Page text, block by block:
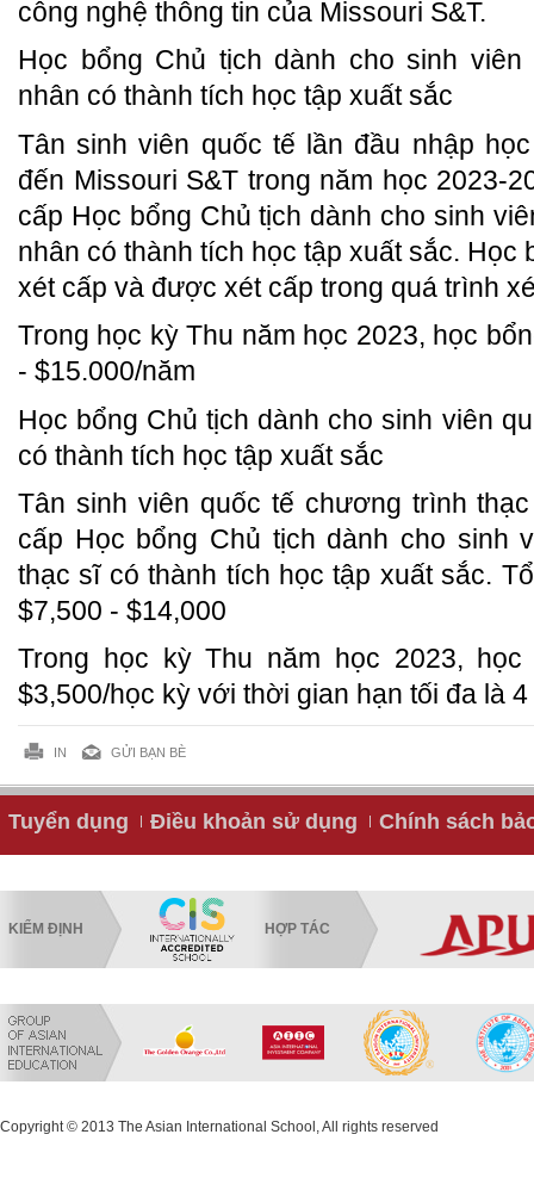
công nghệ thông tin của Missouri S&T.
Học bổng Chủ tịch dành cho sinh
nhân có thành tích học tập xuất sắc
Tân sinh viên quốc tế lần đầu nhập
đến Missouri S&T trong năm học 2023-
cấp Học bổng Chủ tịch dành cho sinh
nhân có thành tích học tập xuất sắc. Học
xét cấp và được xét cấp trong quá trình
Trong học kỳ Thu năm học 2023, học
- $15.000/năm
Học bổng Chủ tịch dành cho sinh viên
có thành tích học tập xuất sắc
Tân sinh viên quốc tế chương trình
cấp Học bổng Chủ tịch dành cho sinh
thạc sĩ có thành tích học tập xuất sắc.
$7,500 - $14,000
Trong học kỳ Thu năm học 2023,
$3,500/học kỳ với thời gian hạn tối đa là
IN GỬI BẠN BÈ
Tuyển dụng Điều khoản sử dụng Chính sách
KIỂM ĐỊNH HỢP TÁC
Copyright © 2013 The Asian International School, All rights reserved